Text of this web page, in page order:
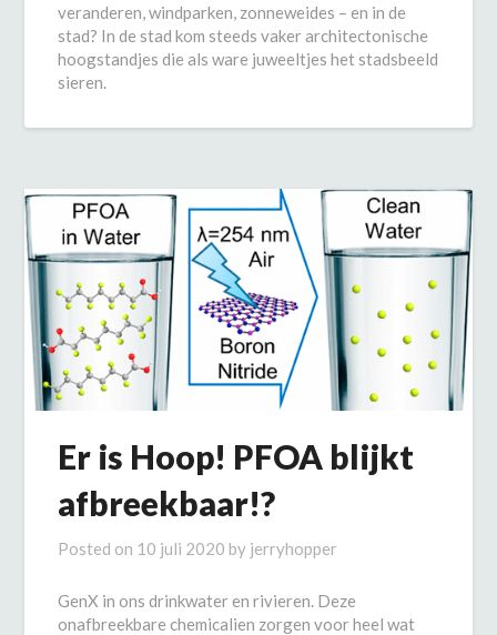
veranderen, windparken, zonneweides – en in de
stad? In de stad kom steeds vaker architectonische
hoogstandjes die als ware juweeltjes het stadsbeeld
sieren.
Er is Hoop! PFOA blijkt
afbreekbaar!?
Posted on 10 juli 2020 by jerryhopper
GenX in ons drinkwater en rivieren. Deze
onafbreekbare chemicalien zorgen voor heel wat